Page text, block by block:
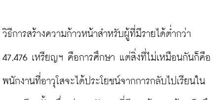
วิธีการสร้างความก้าวหน้าสำหรับผู้ที่มีรายได้ต่ำกว่า
47,476 เหรียญฯ คือการศึกษา แต่สิ่งที่ไม่เหมือนกันก็คือ
พนักงานที่อาวุโสจะได้ประโยชน์จากการกลับไปเรียนใน